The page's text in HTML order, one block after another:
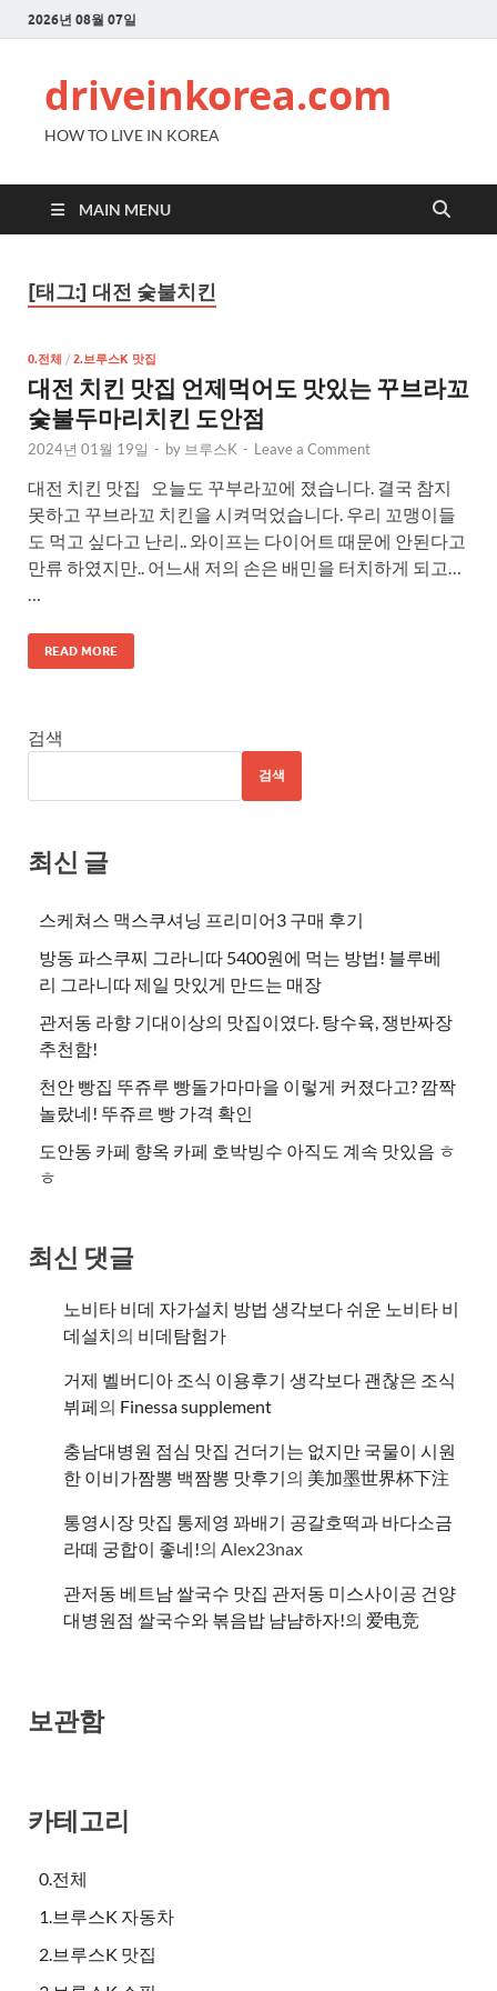
2026년 08월 07일
driveinkorea.com
HOW TO LIVE IN KOREA
MAIN MENU
[태그:] 대전 숯불치킨
0.전체 / 2.브루스K 맛집
대전 치킨 맛집 언제먹어도 맛있는 꾸브라꼬
숯불두마리치킨 도안점
2024년 01월 19일 - by 브루스K - Leave a Comment
대전 치킨 맛집 오늘도 꾸부라꼬에 졌습니다. 결국 참지
못하고 꾸브라꼬 치킨을 시켜먹었습니다. 우리 꼬맹이들
도 먹고 싶다고 난리.. 와이프는 다이어트 때문에 안된다고
만류 하였지만.. 어느새 저의 손은 배민을 터치하게 되고…
READ MORE
검색
검색
최신 글
스케쳐스 맥스쿠셔닝 프리미어3 구매 후기
방동 파스쿠찌 그라니따 5400원에 먹는 방법! 블루베
리 그라니따 제일 맛있게 만드는 매장
관저동 라향 기대이상의 맛집이였다. 탕수육, 쟁반짜장
추천함!
천안 빵집 뚜쥬루 빵돌가마마을 이렇게 커졌다고? 깜짝
놀랐네! 뚜쥬르 빵 가격 확인
도안동 카페 향옥 카페 호박빙수 아직도 계속 맛있음 ㅎ
ㅎ
최신 댓글
노비타 비데 자가설치 방법 생각보다 쉬운 노비타 비
데설치의 비데탐험가
거제 벨버디아 조식 이용후기 생각보다 괜찮은 조식
뷔페의 ​Finessa supplement
충남대병원 점심 맛집 건더기는 없지만 국물이 시원
한 이비가짬뽕 백짬뽕 맛후기의 美加墨世界杯下注
통영시장 맛집 통제영 꽈배기 공갈호떡과 바다소금
라떼 궁합이 좋네!의 Alex23nax
관저동 베트남 쌀국수 맛집 관저동 미스사이공 건양
대병원점 쌀국수와 볶음밥 냠냠하자!의 爱电竞
보관함
카테고리
0.전체
1.브루스K 자동차
2.브루스K 맛집